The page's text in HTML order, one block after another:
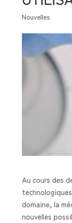
Nouvelles
Au cours des
domaine, la
nouvelles